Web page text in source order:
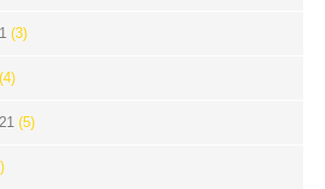
(3)
(4)
(5)